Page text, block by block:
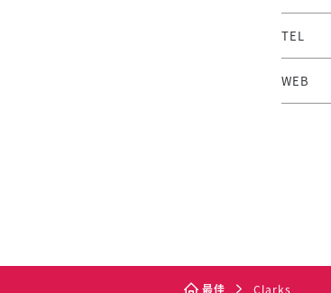
TEL
WEB
最佳 Clarks